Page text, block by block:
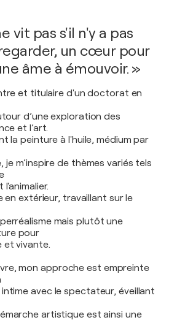
vit pas s'il n'y a pas
un cœur pour
âme à émouvoir. »
et titulaire d'un doctorat en
d’une exploration des
et l’art.
la peinture à l'huile, médium par
je m’inspire de thèmes variés tels
en extérieur, travaillant sur le
mais plutôt une
pour
et vivante.
mon approche est empreinte
avec le spectateur, éveillant
artistique est ainsi une